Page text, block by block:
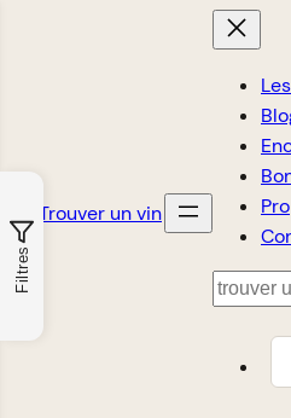
Trouver un vin
Pro
Filtres